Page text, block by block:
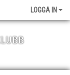
LOGGA IN